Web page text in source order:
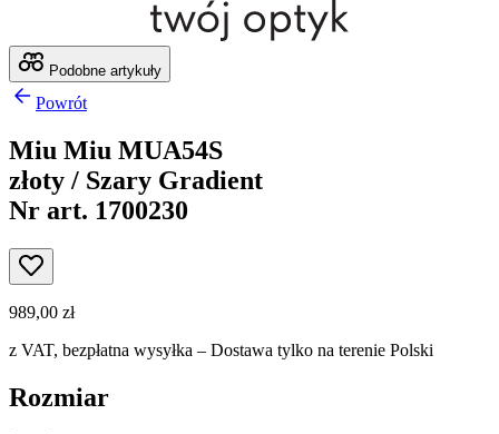
Podobne artykuły
Powrót
Miu Miu MUA54S
złoty / Szary Gradient
Nr art. 1700230
989,00 zł
z VAT, bezpłatna wysyłka – Dostawa tylko na terenie Polski
Rozmiar